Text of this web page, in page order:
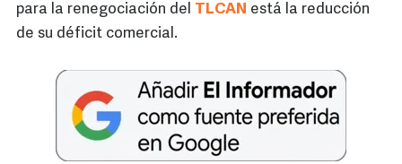
para la renegociación del TLCAN está la reducción
de su déficit comercial.